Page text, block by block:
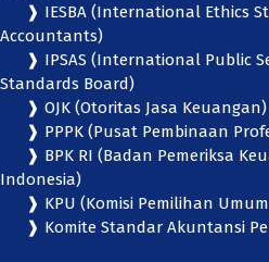
❱ IESBA (International Ethics
Accountants)
❱ IPSAS (International Public
Standards Board)
❱ OJK (Otoritas Jasa Keuangan)
❱ PPPK (Pusat Pembinaan
❱ BPK RI (Badan Pemeriksa
Indonesia)
❱ KPU (Komisi Pemilihan
❱ Komite Standar Akuntansi